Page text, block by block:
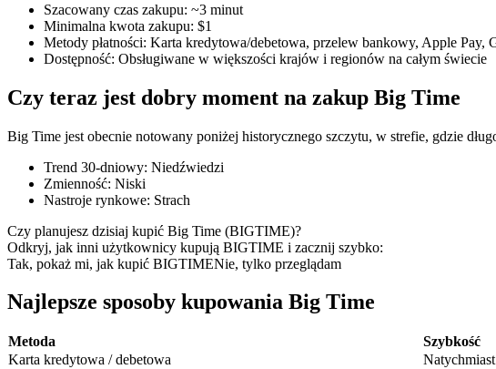
TradFi
Instrumenty pochodne na akcje, forex, metale szlachetne i towary
Szacowany czas zakupu: ~3 minut
Minimalna kwota zakupu: $1
Metody płatności: Karta kredytowa/debetowa, przelew bankowy, Apple Pay,
Dostępność: Obsługiwane w większości krajów i regionów na całym świecie
Czy teraz jest dobry moment na zakup Big Time
Big Time jest obecnie notowany poniżej historycznego szczytu, w strefie, gdzie
Trend 30-dniowy: Niedźwiedzi
Zmienność: Niski
Nastroje rynkowe: Strach
Czy planujesz dzisiaj kupić Big Time (BIGTIME)?
Odkryj, jak inni użytkownicy kupują BIGTIME i zacznij szybko:
Tak, pokaż mi, jak kupić BIGTIMENie, tylko przeglądam
Najlepsze sposoby kupowania Big Time
Metoda Szybkość
Karta kredytowa / debetowa
Natychmiast